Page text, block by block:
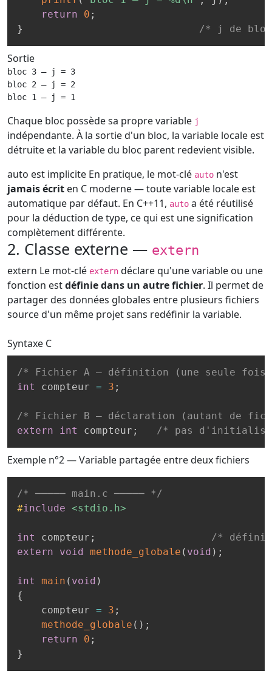
return
0 ;
}
/* j de
Sortie
bloc 3 — j = 3
bloc 2 — j = 2
bloc 1 — j = 1
Chaque bloc possède sa propre variable j
indépendante. À la sortie d'un bloc, la variable locale est
détruite et la variable du bloc parent redevient visible.
auto est implicite En pratique, le mot-clé auto n'est
jamais écrit en C moderne — toute variable locale est
automatique par défaut. En C++11, auto a été réutilisé
pour la déduction de type, ce qui est une signification
complètement différente.
2. Classe externe — extern
extern Le mot-clé extern déclare qu'une variable ou une
fonction estdéfinie dans un autre fichier. Il permet de
partager des données globales entre plusieurs fichiers
source d'un même projet sans redéfinir la variable.
Syntaxe C
/* Fichier A — définition (une seule
int
compteur = 3 ;
/* Fichier B — déclaration (autant de
extern
int compteur ; /* pas
Exemple n°2 — Variable partagée entre deux fichiers
/* ───── main.c ───── */
#include <stdio.h>
int compteur ;
/*
extern
void methode_globale ( void ) ;
int main ( void )
{
    compteur
= 3 ;
methode_globale ( ) ;
return
0 ;
}